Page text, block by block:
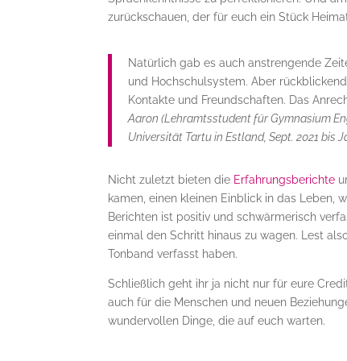
zurückschauen, der für euch ein Stück
Natürlich gab es auch anstrengende
und Hochschulsystem. Aber
Kontakte und Freundschaften. Das
Aaron (Lehramtsstudent für Gymnasium
Universität Tartu in Estland, Sept. 2021 bis
Nicht zuletzt bieten die Erfahrungsberichte
kamen, einen kleinen Einblick in das Leben,
Berichten ist positiv und schwärmerisch
einmal den Schritt hinaus zu wagen. Lest
Tonband verfasst haben.
Schließlich geht ihr ja nicht nur für eure
auch für die Menschen und neuen
wundervollen Dinge, die auf euch warten.